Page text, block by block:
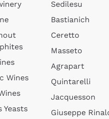
Wines
Yeasts
Sedilesu
Bastianich
Ceretto
Masseto
Agrapart
Quintarelli
Jacquesson
Giuseppe